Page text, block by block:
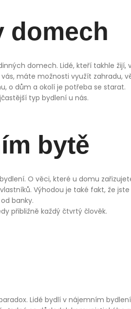
domech
domech. Lidé, kteří takhle žijí,
máte možnosti využít zahradu,
o dům a okolí je potřeba se starat.
typ bydlení u nás.
bytě
O věci, které u domu
Výhodou je také fakt, že
banky.
přibližně každý čtvrtý člověk.
Lidé bydlí v nájemním